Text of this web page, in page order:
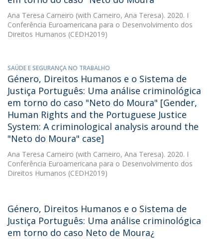
Ana Teresa Carneiro (with Carneiro, Ana Teresa). 2020. I
Conferência Euroamericana para o Desenvolvimento dos
Direitos Humanos (CEDH2019)
SAÚDE E SEGURANÇA NO TRABALHO
Género, Direitos Humanos e o Sistema de
Justiça Português: Uma análise criminológica
em torno do caso "Neto do Moura" [Gender,
Human Rights and the Portuguese Justice
System: A criminological analysis around the
"Neto do Moura" case]
Ana Teresa Carneiro (with Carneiro, Ana Teresa). 2020. I
Conferência Euroamericana para o Desenvolvimento dos
Direitos Humanos (CEDH2019)
Género, Direitos Humanos e o Sistema de
Justiça Português: Uma análise criminológica
em torno do caso Neto de Moura¿